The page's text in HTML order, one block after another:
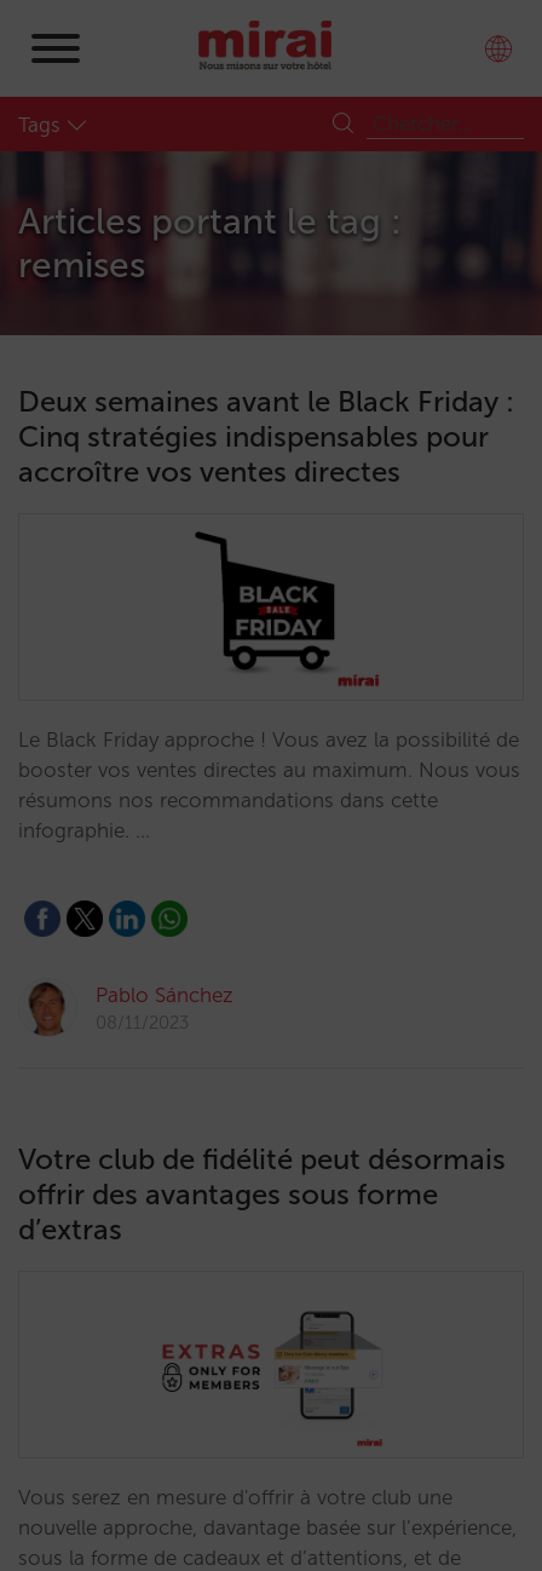
Tags
Articles portant le tag :
remises
Deux semaines avant le Black Friday :
Cinq stratégies indispensables pour
accroître vos ventes directes
Le Black Friday approche ! Vous avez la possibilité de
booster vos ventes directes au maximum. Nous vous
résumons nos recommandations dans cette
infographie. …
Pablo Sánchez
08/11/2023
Votre club de fidélité peut désormais
offrir des avantages sous forme
d’extras
Vous serez en mesure d'offrir à votre club une
nouvelle approche, davantage basée sur l’expérience,
sous la forme de cadeaux et d’attentions, et de